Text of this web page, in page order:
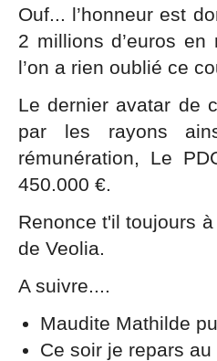
Ouf... l’honneur est
2 millions d’euros
l’on a rien oublié ce
Le dernier avatar de
par les rayons
rémunération, Le
450.000 €.
Renonce t'il toujours
de Veolia.
A suivre....
Maudite Mathilde
Ce soir je repars